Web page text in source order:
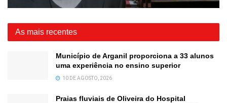
As mais recentes
Município de Arganil proporciona a 33 alunos
uma experiência no ensino superior
10 DE AGOSTO, 2026
Praias fluviais de Oliveira do Hospital